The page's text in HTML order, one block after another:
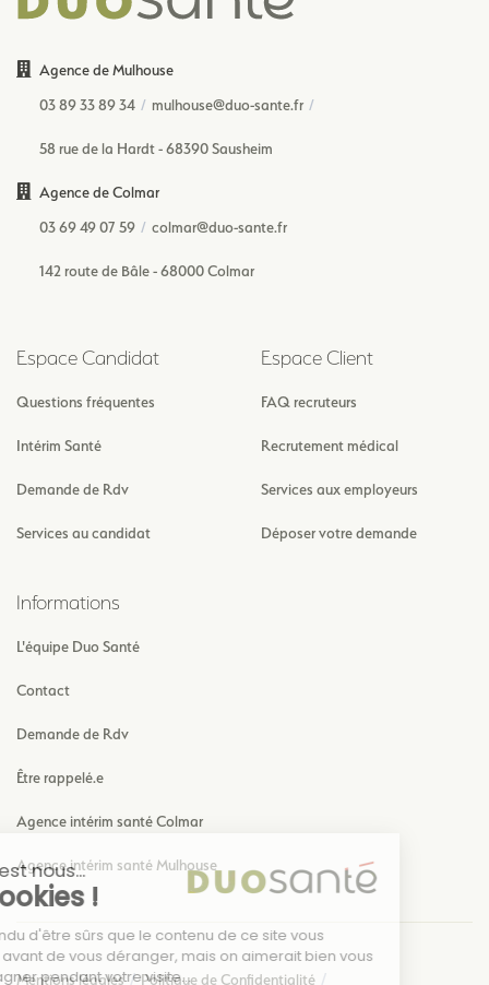
Agence de Mulhouse
03 89 33 89 34
mulhouse@duo-sante.fr
58 rue de la Hardt - 68390 Sausheim
Agence de Colmar
03 69 49 07 59
colmar@duo-sante.fr
142 route de Bâle - 68000 Colmar
Espace Candidat
Questions fréquentes
Intérim Santé
Demande de Rdv
Services au candidat
Espace Client
FAQ recruteurs
Recrutement médical
Services aux employeurs
Déposer votre demande
Informations
L'équipe Duo Santé
Contact
Demande de Rdv
Être rappelé.e
Agence intérim santé Colmar
Agence intérim santé Mulhouse
Mentions légales Politique de Confidentialité